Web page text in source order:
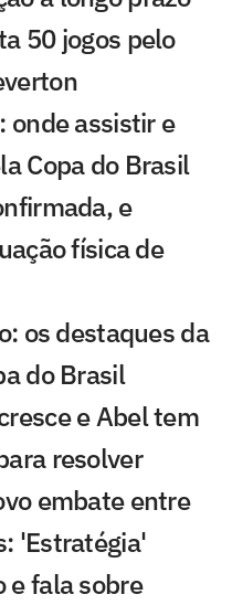
50 jogos pelo
onde assistir e
Copa do Brasil
e
física de
os destaques da
do Brasil
e Abel tem
resolver
embate entre
'Estratégia'
e fala sobre